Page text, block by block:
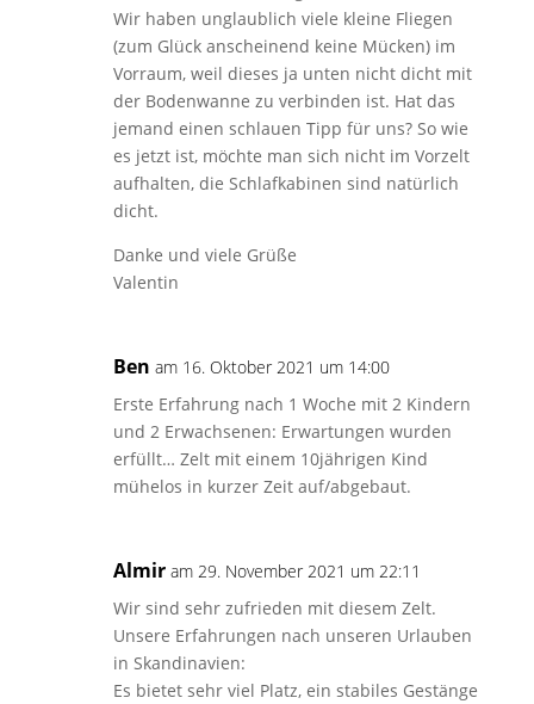
Wir haben unglaublich viele kleine Fliegen
(zum Glück anscheinend keine Mücken) im
Vorraum, weil dieses ja unten nicht dicht mit
der Bodenwanne zu verbinden ist. Hat das
jemand einen schlauen Tipp für uns? So wie
es jetzt ist, möchte man sich nicht im Vorzelt
aufhalten, die Schlafkabinen sind natürlich
dicht.
Danke und viele Grüße
Valentin
Ben am 16. Oktober 2021 um 14:00
Erste Erfahrung nach 1 Woche mit 2 Kindern
und 2 Erwachsenen: Erwartungen wurden
erfüllt… Zelt mit einem 10jährigen Kind
mühelos in kurzer Zeit auf/abgebaut.
Almir am 29. November 2021 um 22:11
Wir sind sehr zufrieden mit diesem Zelt.
Unsere Erfahrungen nach unseren Urlauben
in Skandinavien:
Es bietet sehr viel Platz, ein stabiles Gestänge